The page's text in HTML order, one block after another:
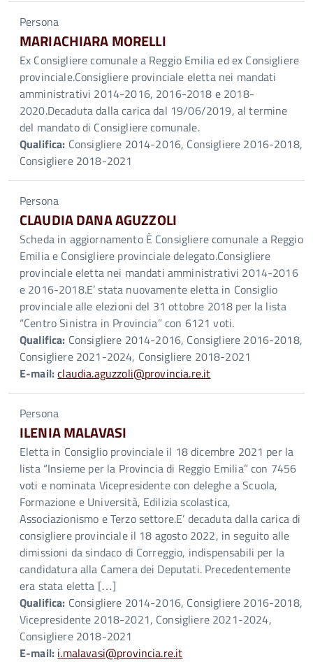
Persona
MARIACHIARA MORELLI
Ex Consigliere comunale a Reggio Emilia ed ex Consigliere
provinciale.Consigliere provinciale eletta nei mandati
amministrativi 2014-2016, 2016-2018 e 2018-
2020.Decaduta dalla carica dal 19/06/2019, al termine
del mandato di Consigliere comunale.
Qualifica: Consigliere 2014-2016, Consigliere 2016-2018,
Consigliere 2018-2021
Persona
CLAUDIA DANA AGUZZOLI
Scheda in aggiornamento È Consigliere comunale a Reggio
Emilia e Consigliere provinciale delegato.Consigliere
provinciale eletta nei mandati amministrativi 2014-2016
e 2016-2018.E’ stata nuovamente eletta in Consiglio
provinciale alle elezioni del 31 ottobre 2018 per la lista
“Centro Sinistra in Provincia” con 6121 voti.
Qualifica: Consigliere 2014-2016, Consigliere 2016-2018,
Consigliere 2021-2024, Consigliere 2018-2021
E-mail:claudia.aguzzoli@provincia.re.it
Persona
ILENIA MALAVASI
Eletta in Consiglio provinciale il 18 dicembre 2021 per la
lista “Insieme per la Provincia di Reggio Emilia” con 7456
voti e nominata Vicepresidente con deleghe a Scuola,
Formazione e Università, Edilizia scolastica,
Associazionismo e Terzo settore.E’ decaduta dalla carica di
consigliere provinciale il 18 agosto 2022, in seguito alle
dimissioni da sindaco di Correggio, indispensabili per la
candidatura alla Camera dei Deputati. Precedentemente
era stata eletta […]
Qualifica: Consigliere 2014-2016, Consigliere 2016-2018,
Vicepresidente 2018-2021, Consigliere 2021-2024,
Consigliere 2018-2021
E-mail: i.malavasi@provincia.re.it